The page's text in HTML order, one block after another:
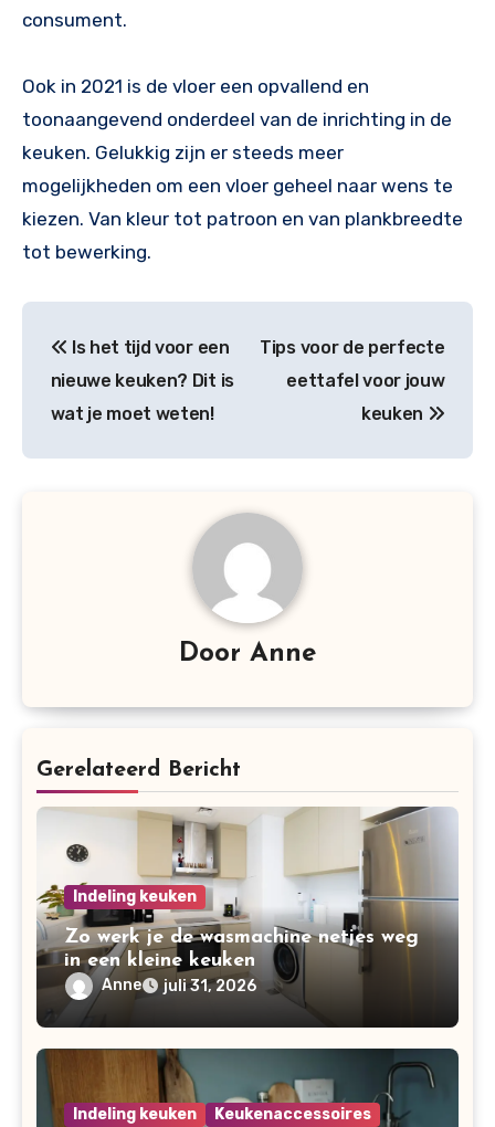
consument.
Ook in 2021 is de vloer een opvallend en
toonaangevend onderdeel van de inrichting in de
keuken. Gelukkig zijn er steeds meer
mogelijkheden om een vloer geheel naar wens te
kiezen. Van kleur tot patroon en van plankbreedte
tot bewerking.
navigatie
Is het tijd voor een
nieuwe keuken? Dit is
wat je moet weten!
Tips voor de perfecte
eettafel voor jouw
keuken
Door Anne
Gerelateerd Bericht
Indeling keuken
Zo werk je de wasmachine netjes weg
in een kleine keuken
Anne juli 31, 2026
Indeling keuken
Keukenaccessoires